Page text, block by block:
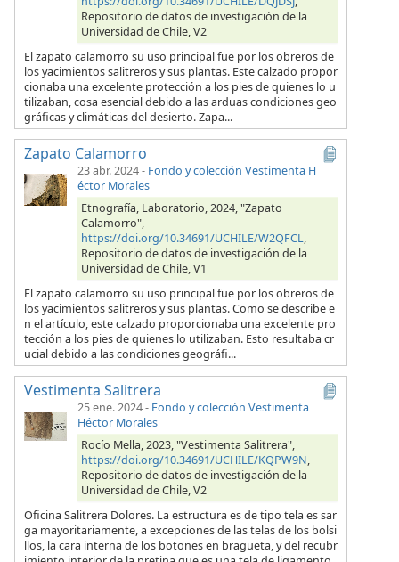
Repositorio de datos de investigación de la
Universidad de Chile, V2
El zapato calamorro su uso principal fue por los obreros de
los yacimientos salitreros y sus plantas. Este calzado propor
cionaba una excelente protección a los pies de quienes lo u
tilizaban, cosa esencial debido a las arduas condiciones geo
gráficas y climáticas del desierto. Zapa...
Zapato Calamorro
23 abr. 2024- Fondo y colección Vestimenta H
éctor Morales
Etnografía, Laboratorio, 2024, "Zapato
Calamorro",
https://doi.org/10.34691/UCHILE/W2QFCL,
Repositorio de datos de investigación de la
Universidad de Chile, V1
El zapato calamorro su uso principal fue por los obreros de
los yacimientos salitreros y sus plantas. Como se describe e
n el artículo, este calzado proporcionaba una excelente pro
tección a los pies de quienes lo utilizaban. Esto resultaba cr
ucial debido a las condiciones geográfi...
Vestimenta Salitrera
25 ene. 2024- Fondo y colección Vestimenta
Héctor Morales
Rocío Mella, 2023, "Vestimenta Salitrera",
https://doi.org/10.34691/UCHILE/KQPW9N,
Repositorio de datos de investigación de la
Universidad de Chile, V2
Oficina Salitrera Dolores. La estructura es de tipo tela es sar
ga mayoritariamente, a excepciones de las telas de los bolsi
llos, la cara interna de los botones en bragueta, y del recubr